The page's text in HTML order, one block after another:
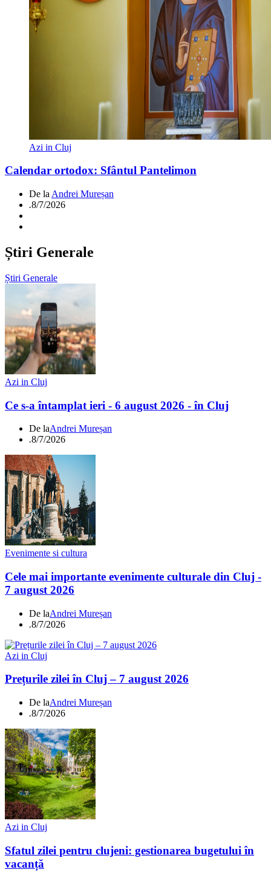
Azi in Cluj
Calendar ortodox: Sfântul Pantelimon
De la Andrei Mureșan
.8/7/2026
Știri Generale
Știri Generale
Azi in Cluj
Ce s-a întamplat ieri - 6 august 2026 - în Cluj
De laAndrei Mureșan
.8/7/2026
Evenimente si cultura
Cele mai importante evenimente culturale din Cluj -
7 august 2026
De laAndrei Mureșan
.8/7/2026
Azi in Cluj
Prețurile zilei în Cluj – 7 august 2026
De laAndrei Mureșan
.8/7/2026
Azi in Cluj
Sfatul zilei pentru clujeni: gestionarea bugetului în
vacanță